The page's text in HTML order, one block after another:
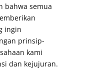
bahwa semua
ingin
prinsip-
kami
dan kejujuran.